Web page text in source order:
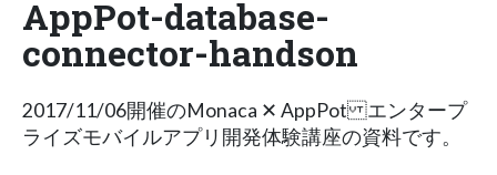
AppPot-database-
connector-handson
2017/11/06開催のMonaca ✕ AppPot エンタープ
ライズモバイルアプリ 開発体験講座の資料です。